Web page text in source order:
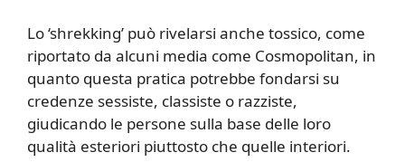
Lo ‘shrekking’ può rivelarsi anche tossico, come
riportato da alcuni media come Cosmopolitan, in
quanto questa pratica potrebbe fondarsi su
credenze sessiste, classiste o razziste,
giudicando le persone sulla base delle loro
qualità esteriori piuttosto che quelle interiori.